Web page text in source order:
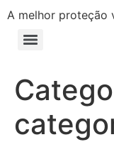
A melhor proteção